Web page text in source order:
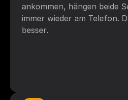
ankommen, hängen beide
immer wieder am Telefon.
besser.